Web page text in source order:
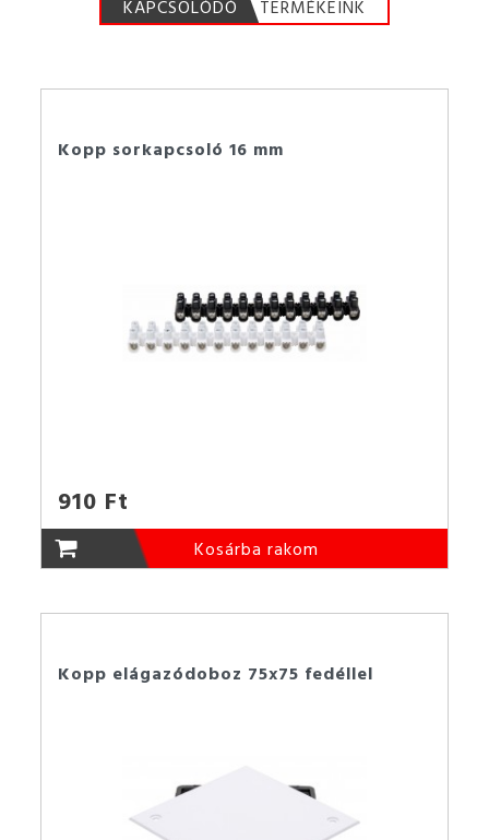
KAPCSOLÓDÓ TERMÉKEINK
Kopp sorkapcsoló 16 mm
910 Ft
Kosárba rakom
Kopp elágazódoboz 75x75 fedéllel